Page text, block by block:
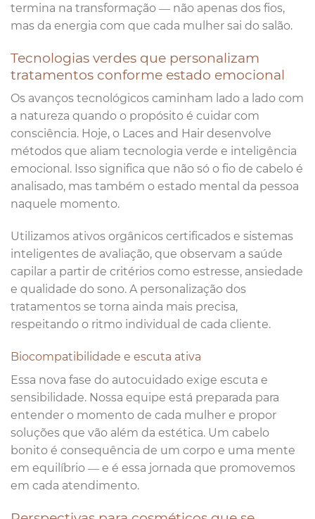
termina na transformação — não apenas dos fios,
mas da energia com que cada mulher sai do salão.
Tecnologias verdes que personalizam
tratamentos conforme estado emocional
Os avanços tecnológicos caminham lado a lado com
a natureza quando o propósito é cuidar com
consciência. Hoje, o Laces and Hair desenvolve
métodos que aliam tecnologia verde e inteligência
emocional. Isso significa que não só o fio de cabelo é
analisado, mas também o estado mental da pessoa
naquele momento.
Utilizamos ativos orgânicos certificados e sistemas
inteligentes de avaliação, que observam a saúde
capilar a partir de critérios como estresse, ansiedade
e qualidade do sono. A personalização dos
tratamentos se torna ainda mais precisa,
respeitando o ritmo individual de cada cliente.
Biocompatibilidade e escuta ativa
Essa nova fase do autocuidado exige escuta e
sensibilidade. Nossa equipe está preparada para
entender o momento de cada mulher e propor
soluções que vão além da estética. Um cabelo
bonito é consequência de um corpo e uma mente
em equilíbrio — e é essa jornada que promovemos
em cada atendimento.